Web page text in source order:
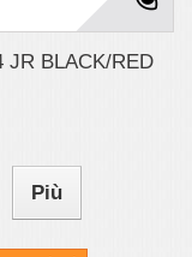
JR BLACK/RED
Più